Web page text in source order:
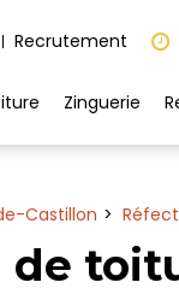
Recrutement
Zinguerie
Castillon
de